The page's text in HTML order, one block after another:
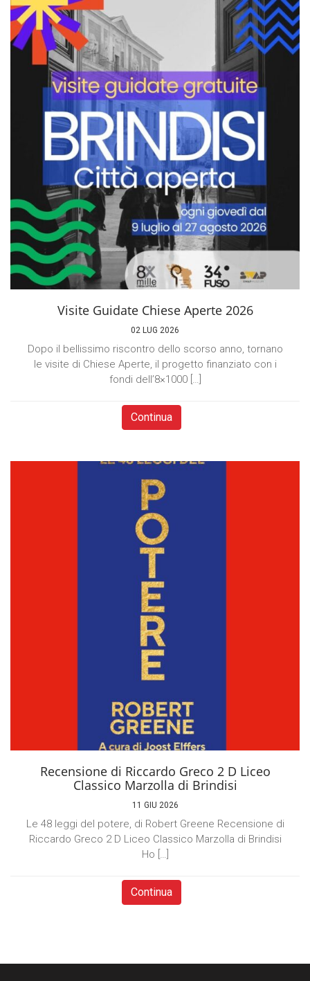
Visite Guidate Chiese Aperte 2026
02 LUG 2026
Dopo il bellissimo riscontro dello scorso anno, tornano
le visite di Chiese Aperte, il progetto finanziato con i
fondi dell’8×1000 […]
Continua
Recensione di Riccardo Greco 2 D Liceo
Classico Marzolla di Brindisi
11 GIU 2026
Le 48 leggi del potere, di Robert Greene Recensione di
Riccardo Greco 2 D Liceo Classico Marzolla di Brindisi
Ho […]
Continua